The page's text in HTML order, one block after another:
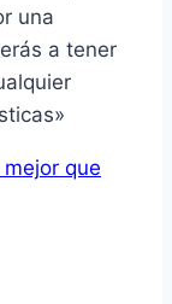
una
a tener
que